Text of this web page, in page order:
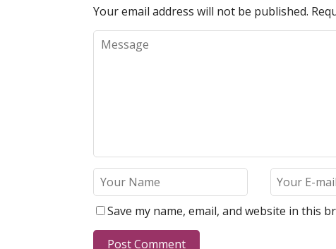
Your email address will not be published.
Save my name, email, and website in this